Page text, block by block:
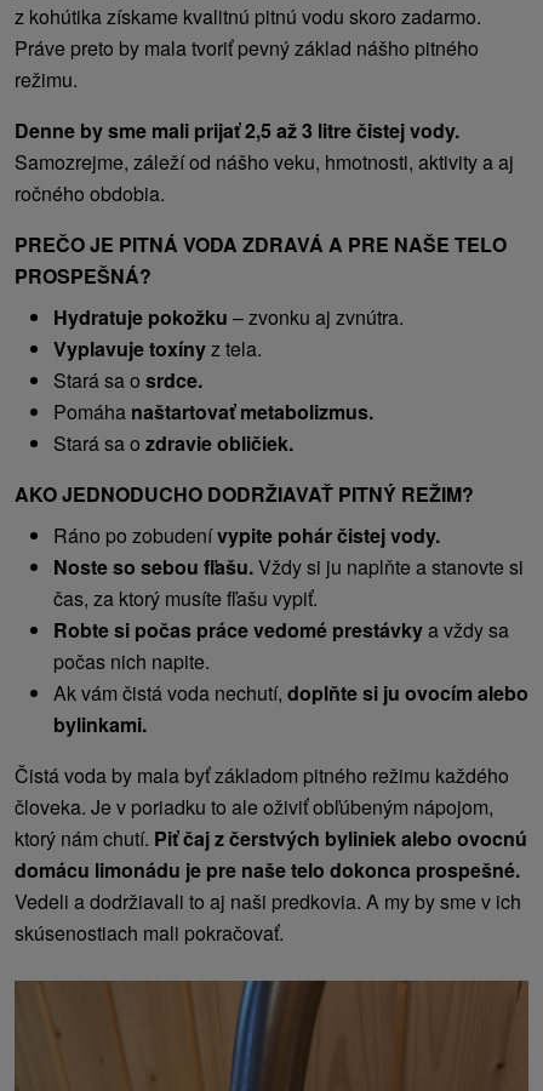
z kohútika získame kvalitnú pitnú vodu skoro zadarmo.
Práve preto by mala tvoriť pevný základ nášho pitného
režimu.
Denne by sme mali prijať 2,5 až 3 litre čistej vody.
Samozrejme, záleží od nášho veku, hmotnosti, aktivity a aj
ročného obdobia.
PREČO JE PITNÁ VODA ZDRAVÁ A PRE NAŠE TELO
PROSPEŠNÁ?
Hydratuje pokožku – zvonku aj zvnútra.
Vyplavuje toxínyz tela.
Stará sa o srdce.
Pomáha naštartovať metabolizmus.
Stará sa o zdravie obličiek.
AKO JEDNODUCHO DODRŽIAVAŤ PITNÝ REŽIM?
Ráno po zobudenívypite pohár čistej vody.
Noste so sebou fľašu.Vždy si ju naplňte a stanovte si
čas, za ktorý musíte fľašu vypiť.
Robte si počas práce vedomé prestávkya vždy sa
počas nich napite.
Ak vám čistá voda nechutí, doplňte si ju ovocím alebo
bylinkami.
Čistá voda by mala byť základom pitného režimu každého
človeka. Je v poriadku to ale oživiť obľúbeným nápojom,
ktorý nám chutí. Piť čaj z čerstvých byliniek alebo ovocnú
domácu limonádu je pre naše telo dokonca prospešné.
Vedeli a dodržiavali to aj naši predkovia. A my by sme v ich
skúsenostiach mali pokračovať.